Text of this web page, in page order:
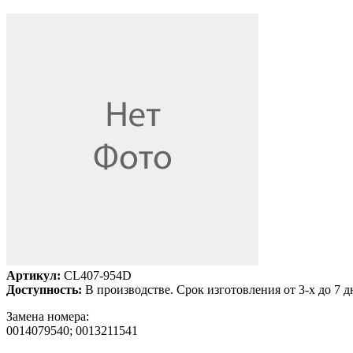
Артикул: CL407-954D
Доступность: В производстве. Срок изготовления от 3-х до 7
Замена номера:
0014079540; 0013211541